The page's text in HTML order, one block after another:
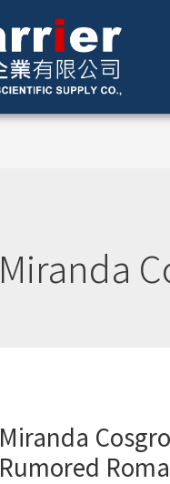
Miranda
Miranda
Rumored